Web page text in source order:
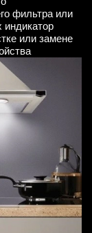
фильтра или
или замене